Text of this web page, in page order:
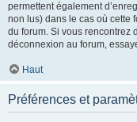
permettent également
non lus) dans le cas où cette
du forum. Si vous rencontrez
déconnexion au forum,
Haut
Préférences et